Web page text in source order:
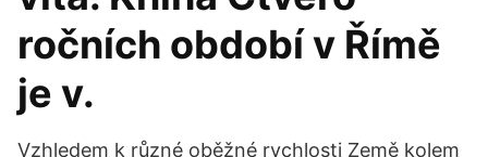
ročních období v Římě
je v.
Vzhledem k různé oběžné rychlosti Země kolem